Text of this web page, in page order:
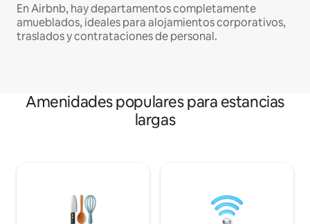
En Airbnb, hay departamentos completamente
amueblados, ideales para alojamientos corporativos,
traslados y contrataciones de personal.
Amenidades populares para estancias
largas